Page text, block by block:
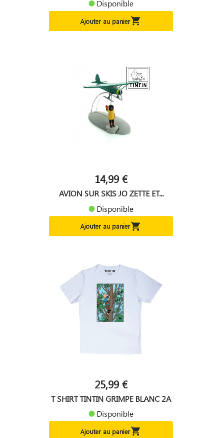
Disponible
Ajouter au panier
14,99 €
AVION SUR SKIS JO ZETTE ET...
Disponible
Ajouter au panier
25,99 €
T SHIRT TINTIN GRIMPE BLANC 2A
Disponible
Ajouter au panier